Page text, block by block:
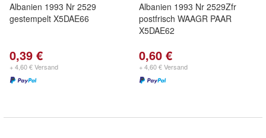
Albanien 1993 Nr 2529
gestempelt X5DAE66
0,39 €
+ 4,60 € Versand
Albanien 1993 Nr 2529Zfr
postfrisch WAAGR PAAR
X5DAE62
0,60 €
+ 4,60 € Versand